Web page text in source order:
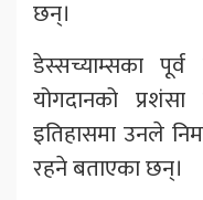
छन्।
डेस्सच्याम्सका
योगदानको प्रशंसा
इतिहासमा उनले
रहने बताएका छन्।